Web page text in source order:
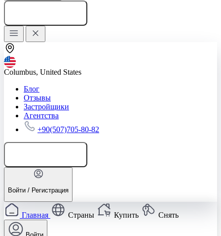
Columbus, United States
Блог
Отзывы
Застройщики
Агентства
+90(507)705-80-82
Войти / Регистрация
Главная Страны Купить Снять